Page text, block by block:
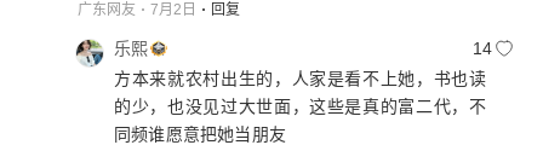
广东网友 7月2日 回复
乐熙
14
方本来就农村出生的，人家是看不上她，书也读
的少，也没见过大世面，这些是真的富二代，不
同频谁愿意把她当朋友